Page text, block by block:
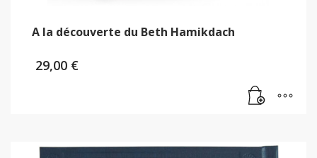
A la découverte du Beth Hamikdach
29,00 €